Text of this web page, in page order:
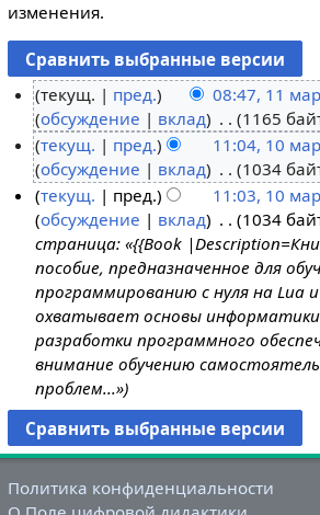
изменения.
1
а
текущ. пред. 08:47, 11
обсуждение
вклад 1165
Н
е
т
о
п
и
с
а
н
и
я
п
р
а
к
0
текущ. пред. 11:04, 10
обсуждение
вклад 1034
Н
е
т
о
п
и
с
а
н
и
я
п
р
а
текущ. пред. 11:03, 10
обсуждение
вклад 1034
страница: «{{Book
пособие, предназначенное для
программированию с нуля на Lua и
охватывает основы
разработки программного
внимание обучению
проблем...»
Политика конфиденциальности